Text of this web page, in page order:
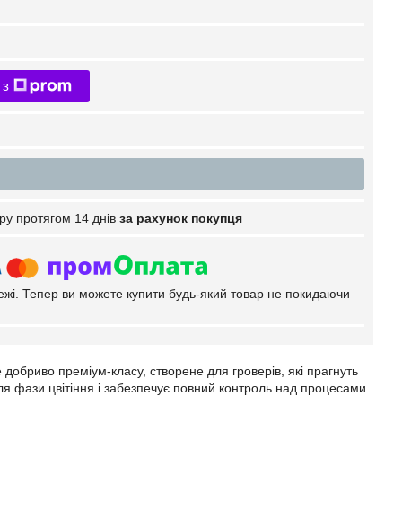
протягом 14 днів за рахунок покупця
Тепер ви можете купити будь-який товар не покидаючи
преміум-класу, створене для гроверів, які прагнуть
фази цвітіння і забезпечує повний контроль над процесами